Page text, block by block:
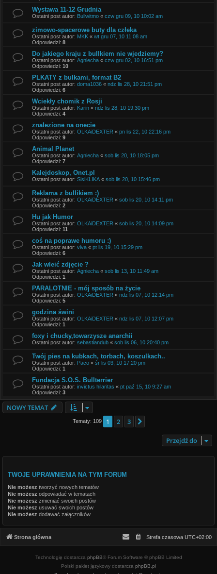
Wystawa 11-12 Grudnia
Ostatni post autor: Bullwitmo « czw gru 09, 10 10:02 am
zimowo-spacerowe buty dla człeka
Ostatni post autor: MKK « wt gru 07, 10 11:08 am
Odpowiedzi: 8
Do jakiego kraju z bullkiem nie wjedziemy?
Ostatni post autor: Agniecha « czw gru 02, 10 16:51 pm
Odpowiedzi: 10
PLKATY z bulkami, format B2
Ostatni post autor: doma1036 « ndz lis 28, 10 21:51 pm
Odpowiedzi: 6
Wciekły chomik z Rosji
Ostatni post autor: Karin « ndz lis 28, 10 19:30 pm
Odpowiedzi: 4
znalezione na onecie
Ostatni post autor: OLKAiDEXTER « pn lis 22, 10 22:16 pm
Odpowiedzi: 9
Animal Planet
Ostatni post autor: Agniecha « sob lis 20, 10 18:05 pm
Odpowiedzi: 7
Kalejdoskop, Onet.pl
Ostatni post autor: SisiKLIKA « sob lis 20, 10 15:46 pm
Reklama z bullikiem :)
Ostatni post autor: OLKAiDEXTER « sob lis 20, 10 14:11 pm
Odpowiedzi: 2
Hu jak Humor
Ostatni post autor: OLKAiDEXTER « sob lis 20, 10 14:09 pm
Odpowiedzi: 11
coś na poprawe humoru :)
Ostatni post autor: viva « pt lis 19, 10 15:29 pm
Odpowiedzi: 6
Jak wleić zdjęcie ?
Ostatni post autor: Agniecha « sob lis 13, 10 11:49 am
Odpowiedzi: 1
PARALOTNIE - mój sposób na życie
Ostatni post autor: OLKAiDEXTER « ndz lis 07, 10 12:14 pm
Odpowiedzi: 5
godzina świni
Ostatni post autor: OLKAiDEXTER « ndz lis 07, 10 12:07 pm
Odpowiedzi: 1
foxy i chucky,towarzysze anarchii
Ostatni post autor: sebastiandub « sob lis 06, 10 20:40 pm
Twój pies na kubkach, torbach, koszulkach..
Ostatni post autor: Paco « śr lis 03, 10 17:20 pm
Odpowiedzi: 1
Fundacja S.O.S. Bullterrier
Ostatni post autor: invictus hilaritas « pt paź 15, 10 9:27 am
Odpowiedzi: 3
NOWY TEMAT
Tematy: 109 1 2 3
Przejdź do
TWOJE UPRAWNIENIA NA TYM FORUM
Nie możesz tworzyć nowych tematów
Nie możesz odpowiadać w tematach
Nie możesz zmieniać swoich postów
Nie możesz usuwać swoich postów
Nie możesz dodawać załączników
Strona główna Strefa czasowa UTC+02:00
Technologię dostarcza phpBB® Forum Software © phpBB Limited
Polski pakiet językowy dostarcza phpBB.pl